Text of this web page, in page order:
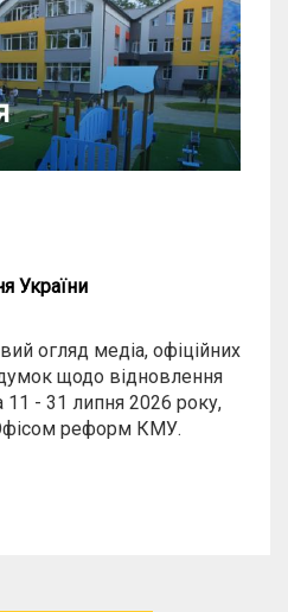
України
11 - 31 липня 2026 року,